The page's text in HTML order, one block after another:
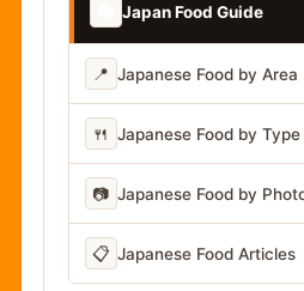
Japan Food Guide
📍 Japanese Food by Area
🍴 Japanese Food by Type
📷 Japanese Food by
📋 Japanese Food Articles